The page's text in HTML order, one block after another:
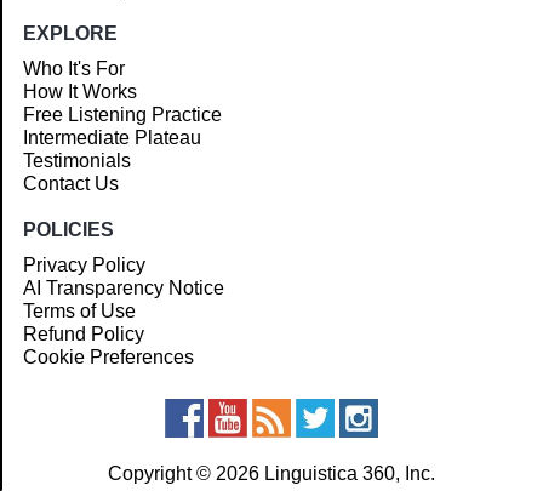
EXPLORE
Who It's For
How It Works
Free Listening Practice
Intermediate Plateau
Testimonials
Contact Us
POLICIES
Privacy Policy
AI Transparency Notice
Terms of Use
Refund Policy
Cookie Preferences
Copyright © 2026 Linguistica 360, Inc.